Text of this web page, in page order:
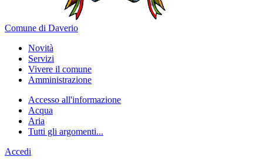
Comune di Daverio
Novità
Servizi
Vivere il comune
Amministrazione
Accesso all'informazione
Acqua
Aria
Tutti gli argomenti...
Accedi